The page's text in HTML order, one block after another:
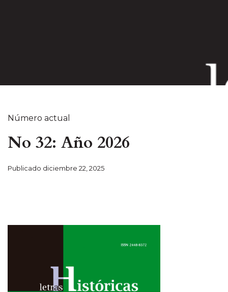
Número actual
No 32: Año 2026
Publicado diciembre 22, 2025